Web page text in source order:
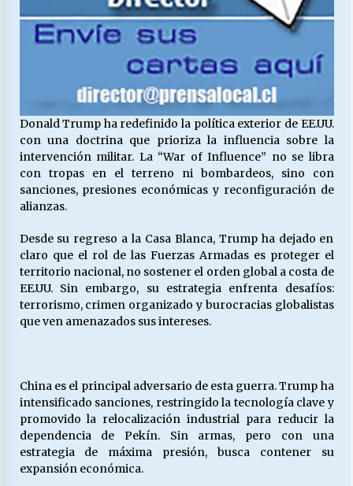
Escuela hospitalaria El Carmen de Maipu.
25/06/2026
¿Qué habrían dicho?
VOLVER A SER ALTERNATIVA
16/06/2026
MUNICIPALIDADES, HONORARIOS, DESPIDOS
28/05/2026
Releyendo la Rerum Novarum a 135 años. “La
cuestión social hoy”.
S.O.S. a los ricos, Save Our Souls (Salvar
Nuestras Almas)
30/04/2026
¿Asesores con doble sueldo?
18/04/2026
Donald Trump ha redefinido la política exterior de EE.UU.
con una doctrina que prioriza la influencia sobre la
intervención militar. La “War of Influence” no se libra
con tropas en el terreno ni bombardeos, sino con
sanciones, presiones económicas y reconfiguración de
alianzas.
Desde su regreso a la Casa Blanca, Trump ha dejado en
claro que el rol de las Fuerzas Armadas es proteger el
territorio nacional, no sostener el orden global a costa de
EE.UU. Sin embargo, su estrategia enfrenta desafíos:
terrorismo, crimen organizado y burocracias globalistas
que ven amenazados sus intereses.
China es el principal adversario de esta guerra. Trump ha
intensificado sanciones, restringido la tecnología clave y
promovido la relocalización industrial para reducir la
dependencia de Pekín. Sin armas, pero con una
estrategia de máxima presión, busca contener su
expansión económica.